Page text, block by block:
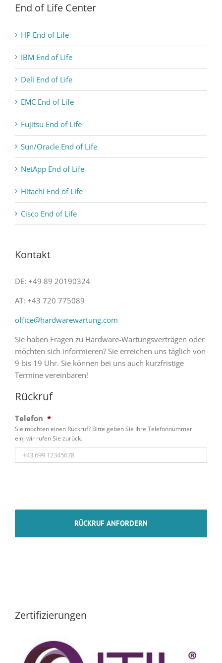
End of Life Center
HP End of Life
IBM End of Life
Dell End of Life
EMC End of Life
Fujitsu End of Life
Sun/Oracle End of Life
NetApp End of Life
Hitachi End of Life
Cisco End of Life
Kontakt
DE: +49 89 20190324
AT: +43 720 775089
office@hardwarewartung.com
Sie haben Fragen zu Hardware-Wartungsverträgen oder
möchten sich informieren? Sie erreichen uns täglich von
9 bis 19 Uhr. Sie können bei uns auch kurzfristige
Termine vereinbaren!
Rückruf
Telefon *
Sie möchten einen Rückruf? Bitte geben Sie Ihre Telefonnummer
ein, wir rufen Sie zurück.
Zertifizierungen